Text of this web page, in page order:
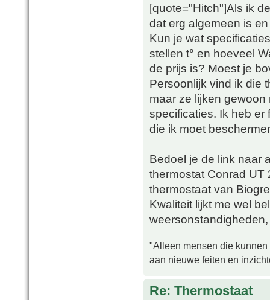
[quote="Hitch"]Als ik
dat erg algemeen is
Kun je wat
stellen t° en hoeveel
de prijs is? Moest je
Persoonlijk vind ik die
maar ze lijken
specificaties. Ik heb er
die ik moet
Bedoel je de link naar
thermostat Conrad UT
thermostaat van
Kwaliteit lijkt me wel
"Alleen mensen die
aan nieuwe feiten en
Re: Thermostaat